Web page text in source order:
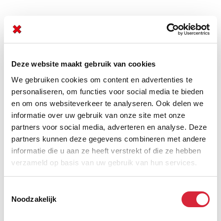
Deze website maakt gebruik van cookies
We gebruiken cookies om content en advertenties te
personaliseren, om functies voor social media te bieden
en om ons websiteverkeer te analyseren. Ook delen we
informatie over uw gebruik van onze site met onze
partners voor social media, adverteren en analyse. Deze
partners kunnen deze gegevens combineren met andere
informatie die u aan ze heeft verstrekt of die ze hebben
verzameld op basis van uw gebruik van hun services.
Noodzakelijk
Ons aanbod?
Bedrijfswagen!
Een uitdagende en stimulerende omgeving waar je de kans
krijgt om jezelf te ontplooien en je carrière verder uit te
bouwen
Salaris, bonussysteem, incentives, laptop, gsm en firmawagen
volgens target zijn uiteraard aanwezig, maar bovendien – en
veel belangrijker – is een ongelofelijke enthousiaste werksfeer
met tonnen vol camaraderie en fun
Play hard, and work even harder
Begeleiding, aandacht en coaching
Toffe collega’s en een ongelofelijk enthousiaste werksfeer vol
vriendschap en fun!